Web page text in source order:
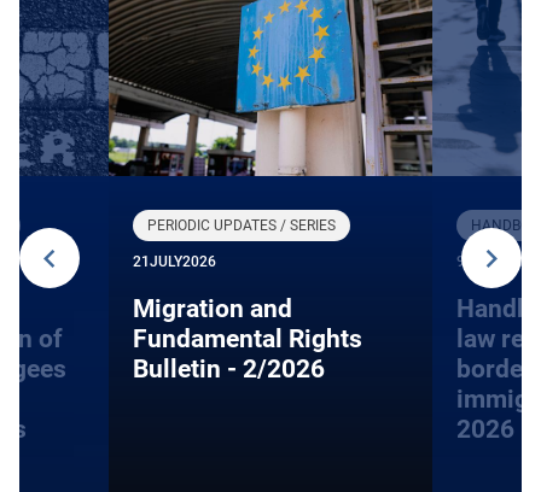
of
PERIODIC UPDATES / SERIES
21 JULY2026
Migration and
Fundamental Rights
Bulletin - 2/2026
9 JUNE 2026
law
2026